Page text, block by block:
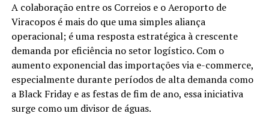
A colaboração entre os Correios e o Aeroporto de
Viracopos é mais do que uma simples aliança
operacional; é uma resposta estratégica à crescente
demanda por eficiência no setor logístico. Com o
aumento exponencial das importações via e-commerce,
especialmente durante períodos de alta demanda como
a Black Friday e as festas de fim de ano, essa iniciativa
surge como um divisor de águas.